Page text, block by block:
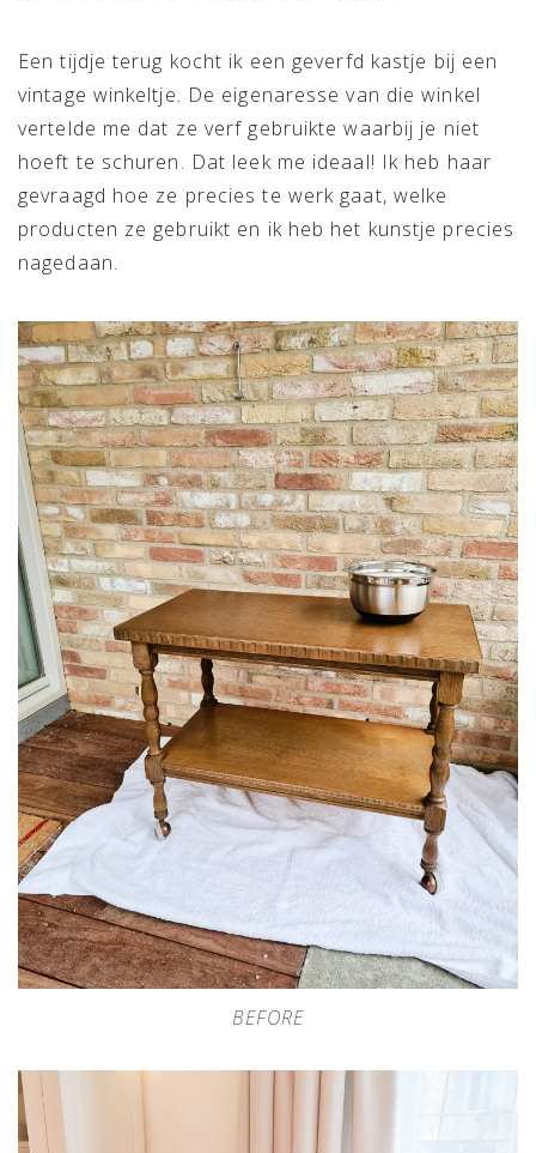
Een tijdje terug kocht ik een geverfd kastje bij een
vintage winkeltje. De eigenaresse van die winkel
vertelde me dat ze verf gebruikte waarbij je niet
hoeft te schuren. Dat leek me ideaal! Ik heb haar
gevraagd hoe ze precies te werk gaat, welke
producten ze gebruikt en ik heb het kunstje precies
nagedaan.
BEFORE